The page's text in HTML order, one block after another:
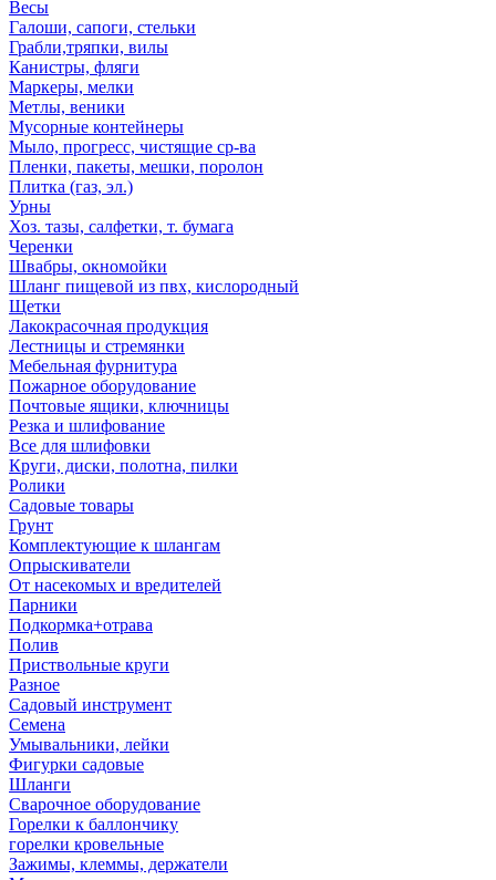
Весы
Галоши, сапоги, стельки
Грабли,тряпки, вилы
Канистры, фляги
Маркеры, мелки
Метлы, веники
Мусорные контейнеры
Мыло, прогресс, чистящие ср-ва
Пленки, пакеты, мешки, поролон
Плитка (газ, эл.)
Урны
Хоз. тазы, салфетки, т. бумага
Черенки
Швабры, окномойки
Шланг пищевой из пвх, кислородный
Щетки
Лакокрасочная продукция
Лестницы и стремянки
Мебельная фурнитура
Пожарное оборудование
Почтовые ящики, ключницы
Резка и шлифование
Все для шлифовки
Круги, диски, полотна, пилки
Ролики
Садовые товары
Грунт
Комплектующие к шлангам
Опрыскиватели
От насекомых и вредителей
Парники
Подкормка+отрава
Полив
Приствольные круги
Разное
Садовый инструмент
Семена
Умывальники, лейки
Фигурки садовые
Шланги
Сварочное оборудование
Горелки к баллончику
горелки кровельные
Зажимы, клеммы, держатели